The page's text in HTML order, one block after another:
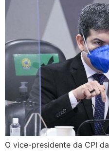
O vice-presidente da CPI